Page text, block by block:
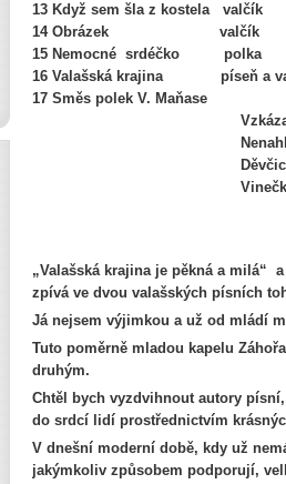
13 Když sem šla z
14 Obrázek valčík
15 Nemocné srdéčko
16 Valašská krajina píseň
17 Směs polek V.
Vzkázala mně
Nenahledaj do
Děvčice z
Vinečko jak
„Valašská krajina je pěkná a milá“
zpívá ve dvou valašských písních
Já nejsem výjimkou a už od mládí
Tuto poměrně mladou kapelu
druhým.
Chtěl bych vyzdvihnout autory
do srdcí lidí prostřednictvím
V dnešní moderní době, kdy už
jakýmkoliv způsobem